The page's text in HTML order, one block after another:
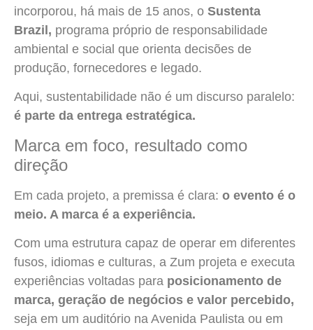
incorporou, há mais de 15 anos, o Sustenta
Brazil, programa próprio de responsabilidade
ambiental e social que orienta decisões de
produção, fornecedores e legado.
Aqui, sustentabilidade não é um discurso paralelo:
é parte da entrega estratégica.
Marca em foco, resultado como
direção
Em cada projeto, a premissa é clara: o evento é o
meio. A marca é a experiência.
Com uma estrutura capaz de operar em diferentes
fusos, idiomas e culturas, a Zum projeta e executa
experiências voltadas para posicionamento de
marca, geração de negócios e valor percebido,
seja em um auditório na Avenida Paulista ou em